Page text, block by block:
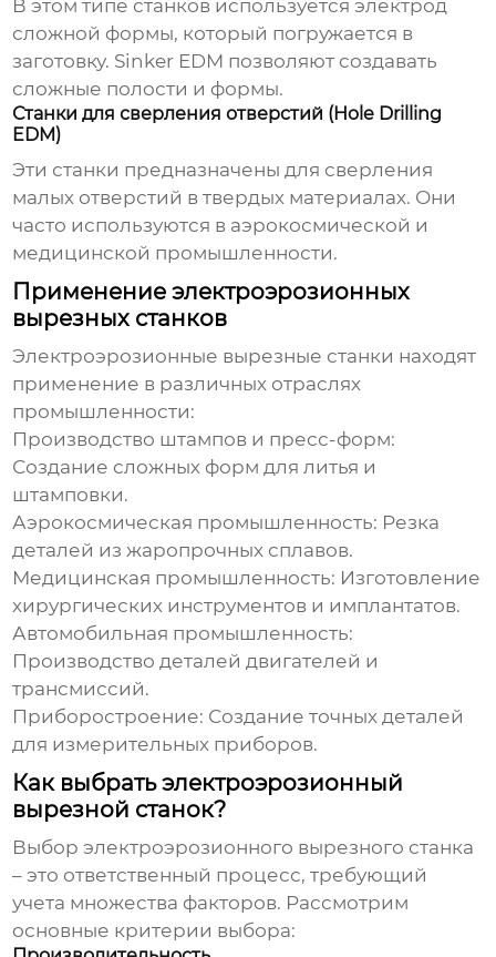
В этом типе станков используется электрод
сложной формы, который погружается в
заготовку. Sinker EDM позволяют создавать
сложные полости и формы.
Станки для сверления отверстий (Hole Drilling
EDM)
Эти станки предназначены для сверления
малых отверстий в твердых материалах. Они
часто используются в аэрокосмической и
медицинской промышленности.
Применение электроэрозионных
вырезных станков
Электроэрозионные вырезные станки находят
применение в различных отраслях
промышленности:
Производство штампов и пресс-форм:
Создание сложных форм для литья и
штамповки.
Аэрокосмическая промышленность: Резка
деталей из жаропрочных сплавов.
Медицинская промышленность: Изготовление
хирургических инструментов и имплантатов.
Автомобильная промышленность:
Производство деталей двигателей и
трансмиссий.
Приборостроение: Создание точных деталей
для измерительных приборов.
Как выбрать электроэрозионный
вырезной станок?
Выборэлектроэрозионного вырезного станка
– это ответственный процесс, требующий
учета множества факторов. Рассмотрим
основные критерии выбора: